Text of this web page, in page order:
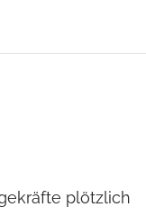
plötzlich